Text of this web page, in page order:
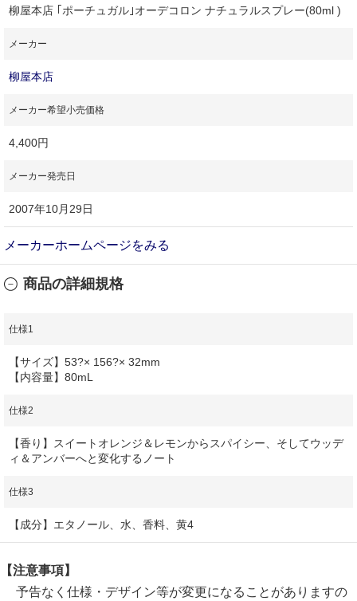
柳屋本店 ｢ポーチュガル｣オーデコロン ナチュラルスプレー(80ml )
メーカー
柳屋本店
メーカー希望小売価格
4,400円
メーカー発売日
2007年10月29日
メーカーホームページをみる
商品の詳細規格
仕様1
【サイズ】53?× 156?× 32mm
【内容量】80mL
仕様2
【香り】スイートオレンジ＆レモンからスパイシー、そしてウッデ
ィ＆アンバーへと変化するノート
仕様3
【成分】エタノール、水、香料、黄4
【注意事項】
予告なく仕様・デザイン等が変更になることがありますの